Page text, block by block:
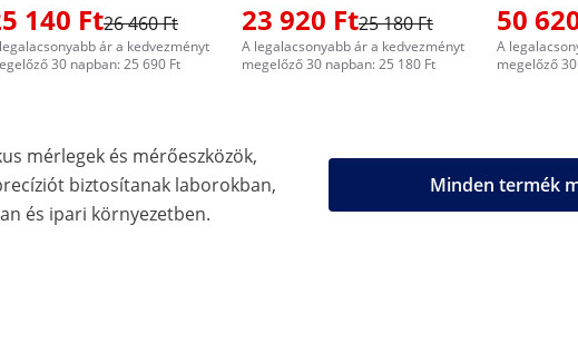
140 Ft26 460 Ft
ár a kedvezményt
30 napban: 25 690 Ft
23 920 Ft25 180 Ft
A legalacsonyabb ár a kedvezményt
megelőző 30 napban: 25 180 Ft
50
A
megelőző
mérlegek és mérőeszközök,
biztosítanak laborokban,
és ipari környezetben.
Minden termék